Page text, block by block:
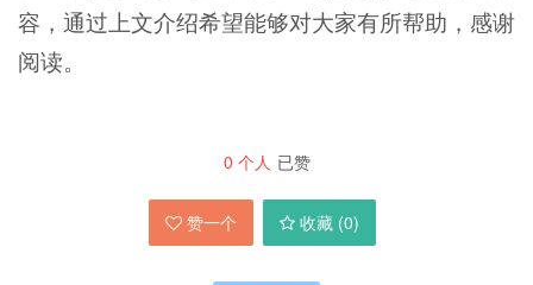
容，通过上文介绍希望能够对大家有所帮助，感谢
阅读。
0 个人 已赞
赞一个 收藏 (0)